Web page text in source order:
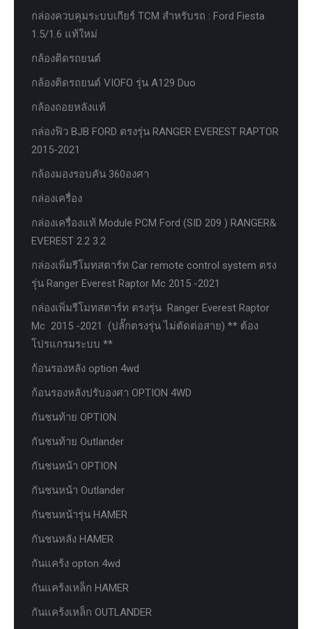
กล่องควบคุมระบบเกียร์ TCM สำหรับรถ : Ford Fiesta
1.5/1.6 แท้ใหม่
กล้องติดรถยนต์
กล้องติดรถยนต์ VIOFO รุ่น A129 Duo
กล้องถอยหลังแท้
กล่องฟิว BJB FORD ตรงรุ่น RANGER EVEREST RAPTOR
2015-2021
กล้องมองรอบคัน 360องศา
กล่องเครื่อง
กล่องเครื่องแท้ Module PCM Ford (SID 209 ) RANGER&
EVEREST 2.2 3.2
กล่องเพิ่มรีโมทสตาร์ท Car remote control system ตรง
รุ่น Ranger Everest Raptor Mc 2015 -2021
กล่องเพิ่มรีโมทสตาร์ท ตรงรุ่น Ranger Everest Raptor
Mc 2015 -2021 (ปลั๊กตรงรุ่น ไม่ตัดต่อสาย) ** ต้อง
โปรแกรมระบบ **
ก้อนรองหลัง option 4wd
ก้อนรองหลังปรับองศา OPTION 4WD
กันชนท้าย OPTION
กันชนท้าย Outlander
กันชนหน้า OPTION
กันชนหน้า Outlander
กันชนหน้ารุ่น HAMER
กันชนหลัง HAMER
กันแคร้ง opton 4wd
กันแคร้งเหล็ก HAMER
กันแคร้งเหล็ก OUTLANDER